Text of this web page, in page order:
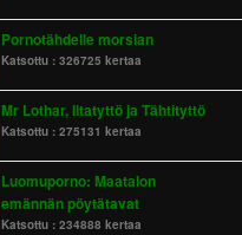
Pornotähdelle morsian
Katsottu :326725 kertaa
Mr Lothar, Iltatyttö ja Tähtityttö
Katsottu :275131 kertaa
Luomuporno: Maatalon
emännän pöytätavat
Katsottu :234888 kertaa